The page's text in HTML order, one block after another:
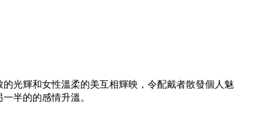
光輝和女性溫柔的美互相輝映，令配戴者散發個人魅
半的的感情升溫。